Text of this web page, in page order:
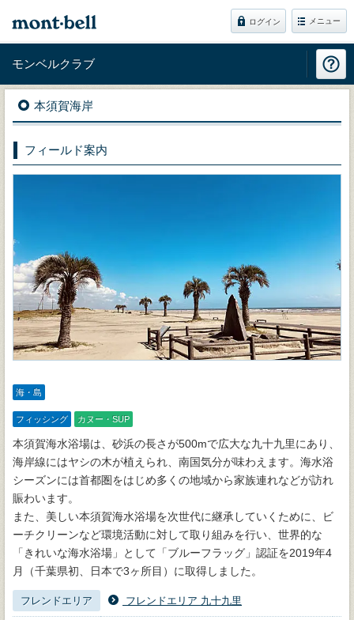
ログイン メニュー
モンベルクラブ
本須賀海岸
フィールド案内
海・島
フィッシング カヌー・SUP
本須賀海水浴場は、砂浜の長さが500mで広大な九十九里にあり、
海岸線にはヤシの木が植えられ、南国気分が味わえます。海水浴
シーズンには首都圏をはじめ多くの地域から家族連れなどが訪れ
賑わいます。
また、美しい本須賀海水浴場を次世代に継承していくために、ビ
ーチクリーンなど環境活動に対して取り組みを行い、世界的な
「きれいな海水浴場」として「ブルーフラッグ」認証を2019年4
月（千葉県初、日本で3ヶ所目）に取得しました。
フレンドエリア フレンドエリア 九十九里